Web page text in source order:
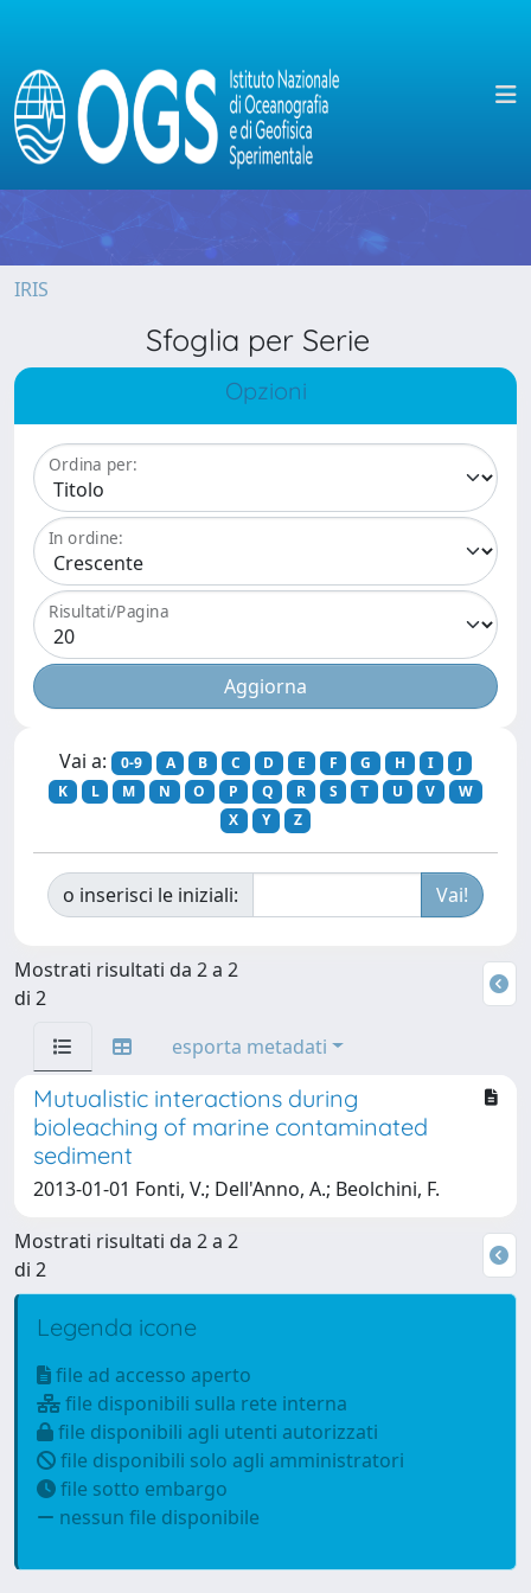
IRIS
Sfoglia per Serie
Opzioni
Ordina per:
In ordine:
Risultati/Pagina
Vai a: 0-9 A B C D E F G H I
J
K
L M N O P Q R S T U V
W
X
Y Z
o inserisci le iniziali:
Mostrati risultati da 2 a 2
di 2
esporta metadati
Mutualistic interactions during
bioleaching of marine contaminated
sediment
2013-01-01 Fonti, V.; Dell'Anno, A.; Beolchini, F.
Mostrati risultati da 2 a 2
di 2
Legenda icone
file ad accesso aperto
file disponibili sulla rete interna
file disponibili agli utenti autorizzati
file disponibili solo agli amministratori
file sotto embargo
nessun file disponibile